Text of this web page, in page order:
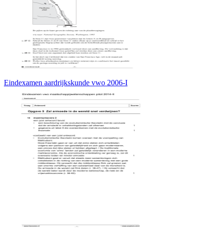
Eindexamen aardrijkskunde vwo 2006-I